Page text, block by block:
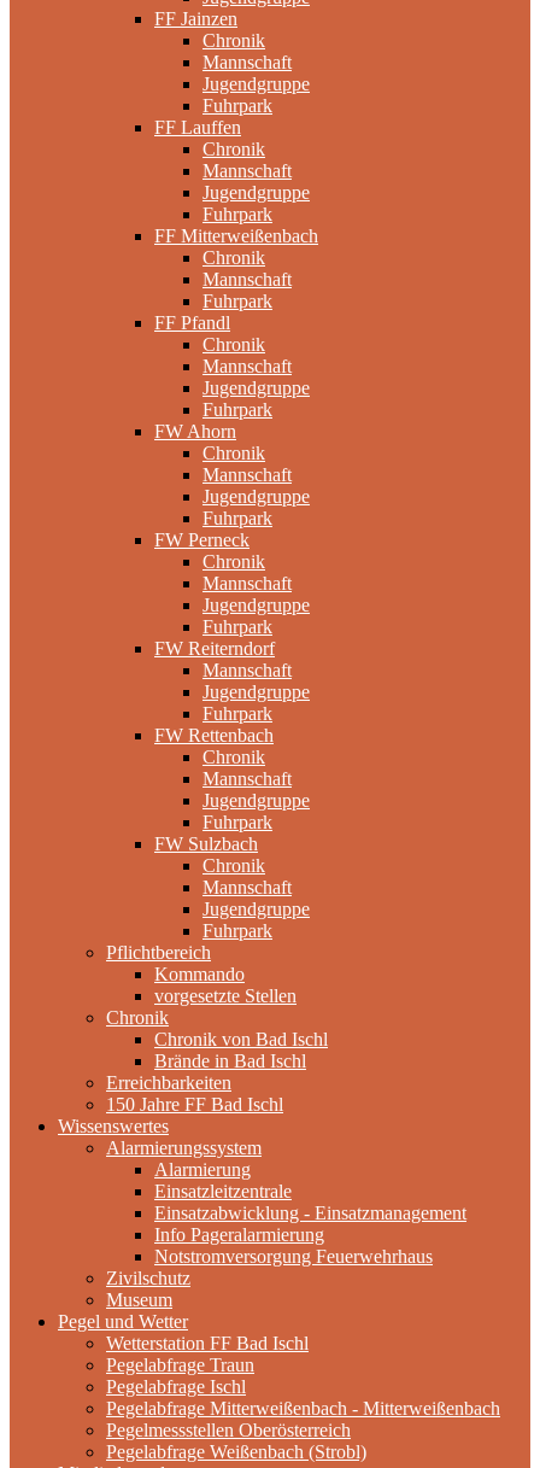
FF Jainzen
Chronik
Mannschaft
Jugendgruppe
Fuhrpark
FF Lauffen
Chronik
Mannschaft
Jugendgruppe
Fuhrpark
FF Mitterweißenbach
Chronik
Mannschaft
Fuhrpark
FF Pfandl
Chronik
Mannschaft
Jugendgruppe
Fuhrpark
FW Ahorn
Chronik
Mannschaft
Jugendgruppe
Fuhrpark
FW Perneck
Chronik
Mannschaft
Jugendgruppe
Fuhrpark
FW Reiterndorf
Mannschaft
Jugendgruppe
Fuhrpark
FW Rettenbach
Chronik
Mannschaft
Jugendgruppe
Fuhrpark
FW Sulzbach
Chronik
Mannschaft
Jugendgruppe
Fuhrpark
Pflichtbereich
Kommando
vorgesetzte Stellen
Chronik
Chronik von Bad Ischl
Brände in Bad Ischl
Erreichbarkeiten
150 Jahre FF Bad Ischl
Wissenswertes
Alarmierungssystem
Alarmierung
Einsatzleitzentrale
Einsatzabwicklung - Einsatzmanagement
Info Pageralarmierung
Notstromversorgung Feuerwehrhaus
Zivilschutz
Museum
Pegel und Wetter
Wetterstation FF Bad Ischl
Pegelabfrage Traun
Pegelabfrage Ischl
Pegelabfrage Mitterweißenbach - Mitterweißenbach
Pegelmessstellen Oberösterreich
Pegelabfrage Weißenbach (Strobl)